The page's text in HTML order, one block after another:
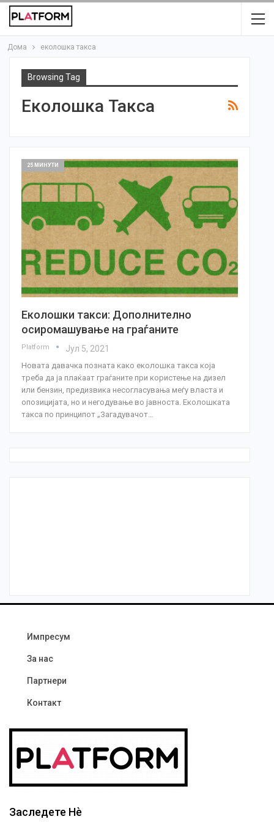
Дома еколошка такса
Browsing Tag
Еколошка Такса
25 МИНУТИ
Еколошки такси: Дополнително
осиромашување на граѓаните
Platform Јул 5, 2021
Новата давачка позната како еколошка такса која
треба да ја плаќаат граѓаните при користење на дизел
или бензин, предизвика несогласувања меѓу власта и
опозицијата, но и негодување во јавноста. Еколошката
такса по принципот „Загадувачот…
Импресум
За нас
Партнери
Контакт
Заследете Нѐ